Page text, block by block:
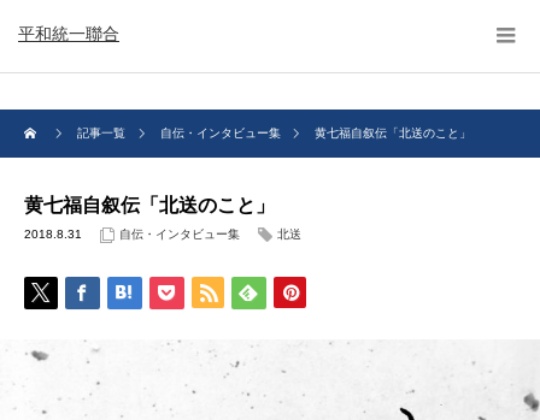
平和統一聯合
記事一覧 自伝・インタビュー集 黄七福自叙伝「北送のこと」
黄七福自叙伝「北送のこと」
2018.8.31 自伝・インタビュー集 北送